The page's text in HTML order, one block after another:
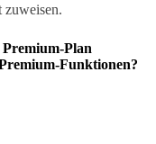
zuweisen.
Plan
Funktionen?